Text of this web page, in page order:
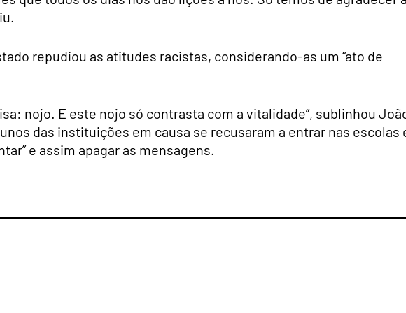
repudiou as atitudes racistas, considerando-as um “ato de
nojo. E este nojo só contrasta com a vitalidade”, sublinhou
das instituições em causa se recusaram a entrar nas escolas
e assim apagar as mensagens.